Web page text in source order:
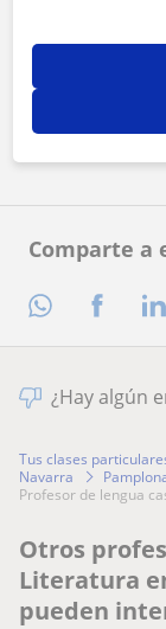
Comparte a
¿Hay algún
Tus clases
Navarra
profesor de lengua
Otros
Literatura
pueden